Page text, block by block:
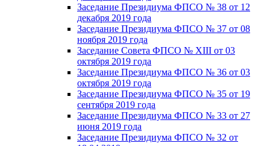
Заседание Президиума ФПСО № 38 от 12
декабря 2019 года
Заседание Президиума ФПСО № 37 от 08
ноября 2019 года
Заседание Совета ФПСО № XIII от 03
октября 2019 года
Заседание Президиума ФПСО № 36 от 03
октября 2019 года
Заседание Президиума ФПСО № 35 от 19
сентября 2019 года
Заседание Президиума ФПСО № 33 от 27
июня 2019 года
Заседание Президиума ФПСО № 32 от